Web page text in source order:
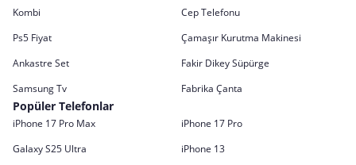
Kombi
Cep Telefonu
Ps5 Fiyat
Çamaşır Kurutma Makinesi
Ankastre Set
Fakir Dikey Süpürge
Samsung Tv
Fabrika Çanta
Popüler Telefonlar
iPhone 17 Pro Max
iPhone 17 Pro
Galaxy S25 Ultra
iPhone 13